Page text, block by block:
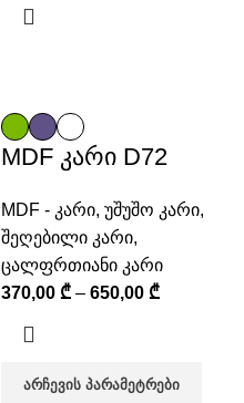
MDF კარი D72
MDF - კარი, უშუშო კარი,
შეღებილი კარი,
ცალფრთიანი კარი
370,00 ₾ – 650,00 ₾
ᲐᲠᲩᲔᲕᲘᲡ ᲞᲐᲠᲐᲛᲔᲢᲠᲔᲑᲘ